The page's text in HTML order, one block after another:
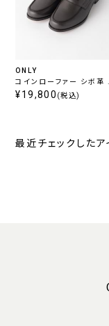
ONLY
コインローファー シボ革
ラウン
¥19,800 (税込)
最近チェックしたア